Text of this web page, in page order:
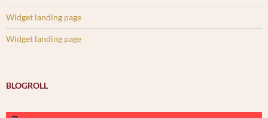
Widget landing page
Widget landing page
BLOGROLL